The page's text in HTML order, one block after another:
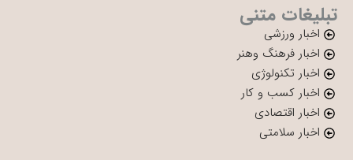
تبلیغات متنی
اخبار ورزشی
اخبار فرهنگ وهنر
اخبار تکنولوژی
اخبار کسب و کار
اخبار اقتصادی
اخبار سلامتی